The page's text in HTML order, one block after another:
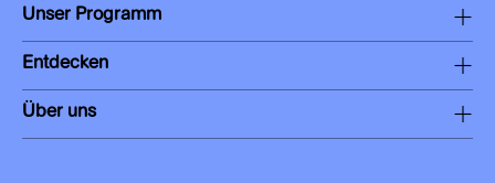
Unser Programm
Entdecken
Über uns